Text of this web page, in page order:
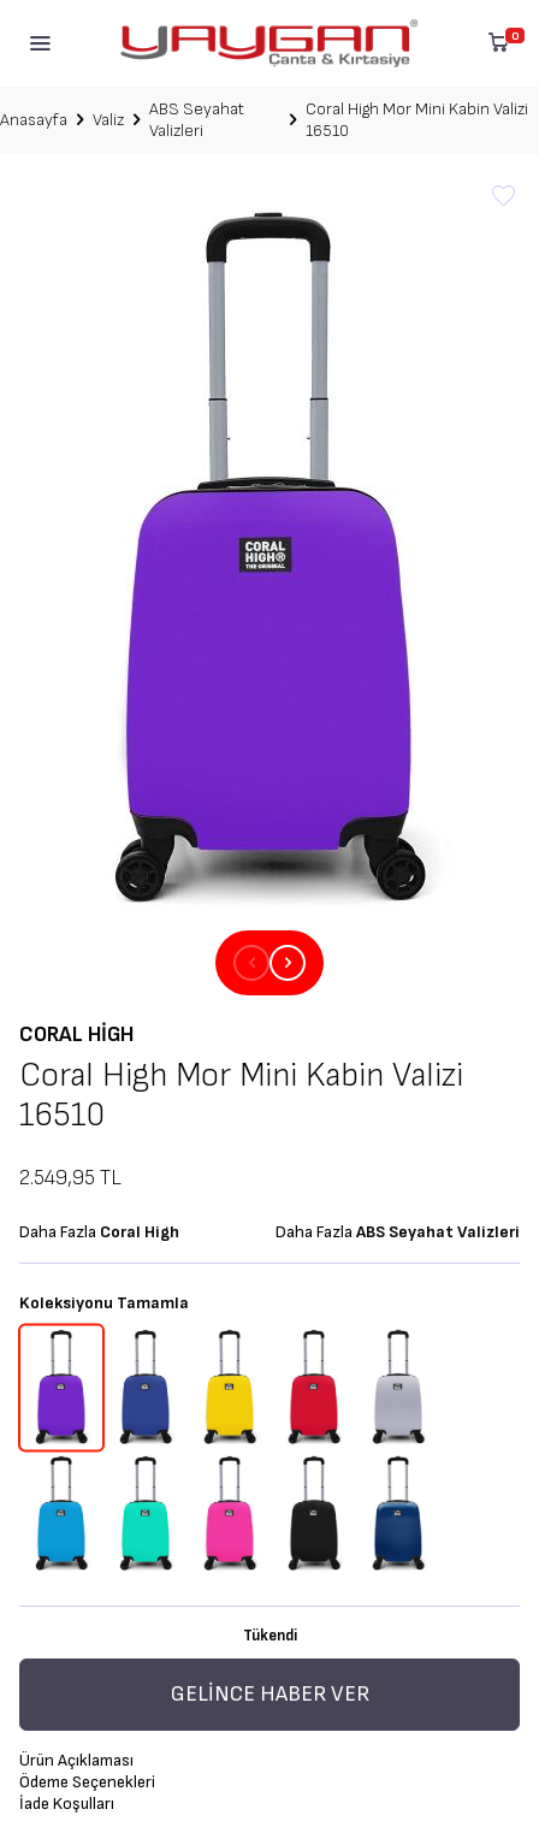
0
Anasayfa Valiz
ABS Seyahat
Valizleri
Coral High Mor Mini Kabin Valizi
16510
CORAL HIGH
Coral High Mor Mini Kabin Valizi
16510
2.549,95 TL
Daha Fazla Coral High Daha Fazla ABS Seyahat Valizleri
Koleksiyonu Tamamla
Tükendi
GELINCE HABER VER
Ürün Açıklaması
Ödeme Seçenekleri
İade Koşulları